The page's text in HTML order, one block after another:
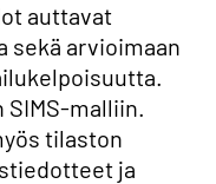
auttavat
sekä arvioimaan
malliin.
tilaston
ja